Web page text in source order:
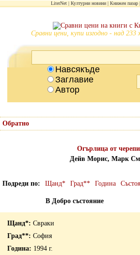
LiterNet Културни новини Книжен пазар
Сравни цени, купи изгодно - над 233
Навсякъде
Заглавие
Автор
Обратно
Огърлица от черепи
Дейв Морис, Марк
Подреди по Щанд* Град** Година
В Добро състояние
Свраки
София
1994 г.